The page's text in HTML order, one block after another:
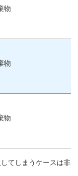
物
物
物
てしまうケースは非